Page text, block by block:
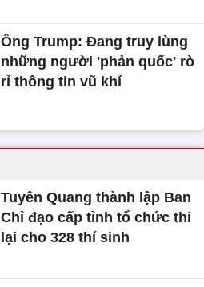
Ông Trump: Đang truy lùng
những người 'phản quốc' rò
rỉ thông tin vũ khí
Tuyên Quang thành lập Ban
Chỉ đạo cấp tỉnh tổ chức thi
lại cho 328 thí sinh